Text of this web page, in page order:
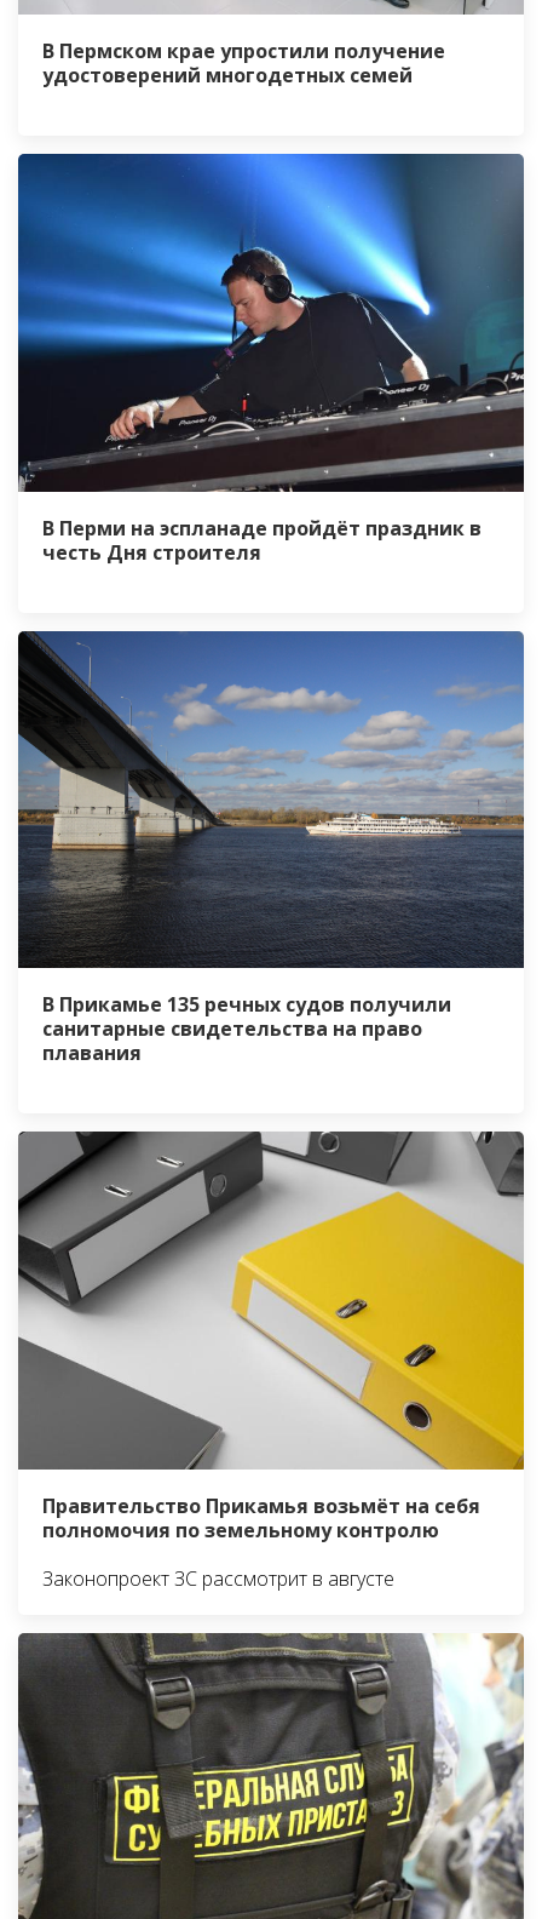
В Пермском крае упростили получение
удостоверений многодетных семей
В Перми на эспланаде пройдёт праздник в
честь Дня строителя
В Прикамье 135 речных судов получили
санитарные свидетельства на право
плавания
Правительство Прикамья возьмёт на себя
полномочия по земельному контролю
Законопроект ЗС рассмотрит в августе